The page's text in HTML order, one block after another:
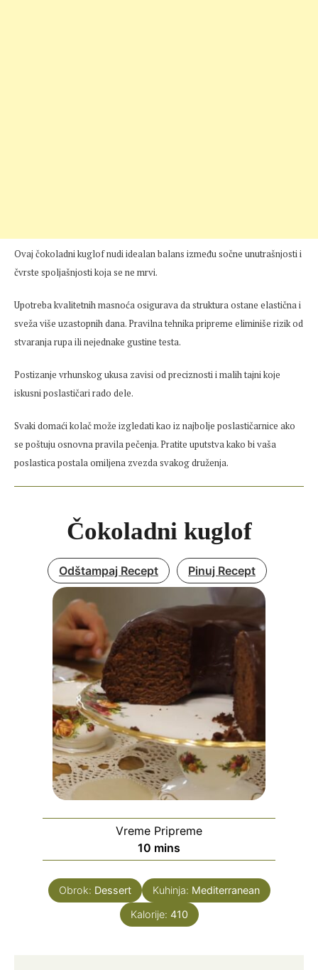
Ovaj čokoladni kuglof nudi idealan balans između sočne unutrašnjosti i
čvrste spoljašnjosti koja se ne mrvi.
Upotreba kvalitetnih masnoća osigurava da struktura ostane elastična i
sveža više uzastopnih dana. Pravilna tehnika pripreme eliminiše rizik od
stvaranja rupa ili nejednake gustine testa.
Postizanje vrhunskog ukusa zavisi od preciznosti i malih tajni koje
iskusni poslastičari rado dele.
Svaki domaći kolač može izgledati kao iz najbolje poslastičarnice ako
se poštuju osnovna pravila pečenja. Pratite uputstva kako bi vaša
poslastica postala omiljena zvezda svakog druženja.
Čokoladni kuglof
Odštampaj Recept Pinuj Recept
Vreme Pripreme
10 minutes
mins
Obrok: Dessert Kuhinja: Mediterranean
Kalorije: 410